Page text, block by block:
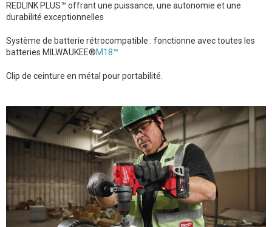
REDLINK PLUS™ offrant une puissance, une autonomie et une
durabilité exceptionnelles
Système de batterie rétrocompatible : fonctionne avec toutes les
batteries MILWAUKEE®M18™
Clip de ceinture en métal pour portabilité.